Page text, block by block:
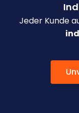
Jeder Kunde